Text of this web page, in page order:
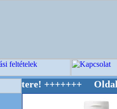
Oldalunkat